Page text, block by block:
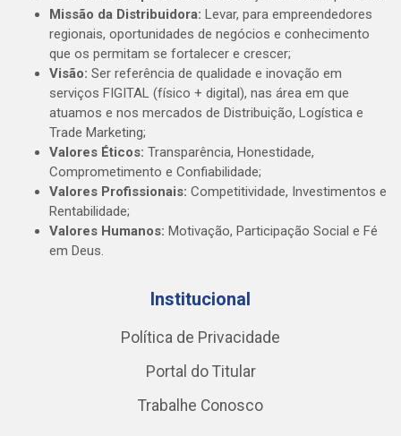
Missão da Distribuidora: Levar, para empreendedores
regionais, oportunidades de negócios e conhecimento
que os permitam se fortalecer e crescer;
Visão: Ser referência de qualidade e inovação em
serviços FIGITAL (físico + digital), nas área em que
atuamos e nos mercados de Distribuição, Logística e
Trade Marketing;
Valores Éticos: Transparência, Honestidade,
Comprometimento e Confiabilidade;
Valores Profissionais: Competitividade, Investimentos e
Rentabilidade;
Valores Humanos: Motivação, Participação Social e Fé
em Deus.
Institucional
Política de Privacidade
Portal do Titular
Trabalhe Conosco